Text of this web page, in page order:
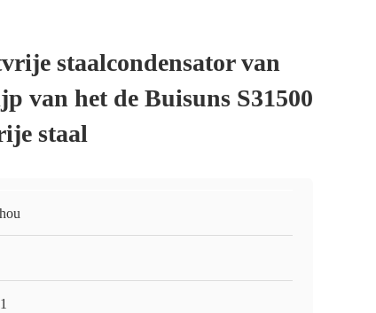
staalcondensator van
van het de Buisuns S31500
staal